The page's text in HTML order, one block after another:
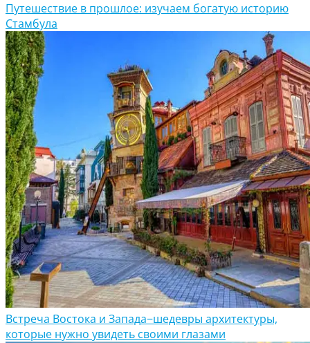
Путешествие в прошлое: изучаем богатую историю
Стамбула
Встреча Востока и Запада−шедевры архитектуры,
которые нужно увидеть своими глазами